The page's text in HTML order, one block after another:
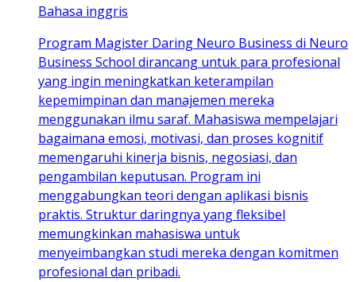
Bahasa inggris
Program Magister Daring Neuro Business di Neuro
Business School dirancang untuk para profesional
yang ingin meningkatkan keterampilan
kepemimpinan dan manajemen mereka
menggunakan ilmu saraf. Mahasiswa mempelajari
bagaimana emosi, motivasi, dan proses kognitif
memengaruhi kinerja bisnis, negosiasi, dan
pengambilan keputusan. Program ini
menggabungkan teori dengan aplikasi bisnis
praktis. Struktur daringnya yang fleksibel
memungkinkan mahasiswa untuk
menyeimbangkan studi mereka dengan komitmen
profesional dan pribadi.